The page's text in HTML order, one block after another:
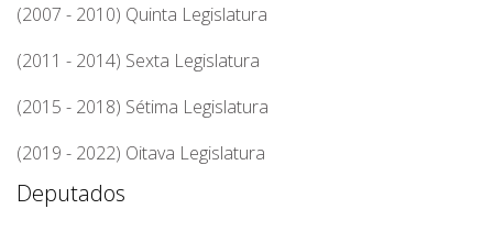
(2007 - 2010) Quinta Legislatura
(2011 - 2014) Sexta Legislatura
(2015 - 2018) Sétima Legislatura
(2019 - 2022) Oitava Legislatura
Deputados